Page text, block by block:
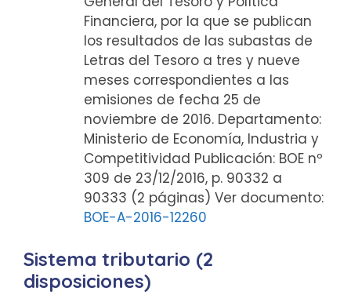
Financiera, por la que se publican
los resultados de las subastas de
Letras del Tesoro a tres y nueve
meses correspondientes a las
emisiones de fecha 25 de
noviembre de 2016. Departamento:
Ministerio de Economía, Industria y
Competitividad Publicación: BOE nº
309 de 23/12/2016, p. 90332 a
90333 (2 páginas) Ver documento:
BOE-A-2016-12260
Sistema tributario (2
disposiciones)